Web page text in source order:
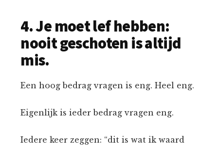
4. Je moet lef hebben:
nooit geschoten is altijd
mis.
Een hoog bedrag vragen is eng. Heel eng.
Eigenlijk is ieder bedrag vragen eng.
Iedere keer zeggen: “dit is wat ik waard